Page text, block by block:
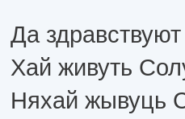
Да
Хай живуть
Няхай жывуць